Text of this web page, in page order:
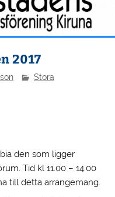
2017
Stora
den som ligger
Tid kl 11.00 – 14.00
till detta arrangemang.